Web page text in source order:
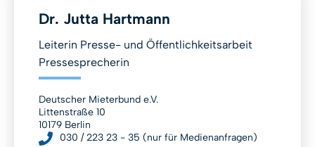
Dr. Jutta Hartmann
Leiterin Presse- und Öffentlichkeitsarbeit
Pressesprecherin
Deutscher Mieterbund e.V.
Littenstraße 10
10179 Berlin
030 / 223 23 - 35 (nur für Medienanfragen)